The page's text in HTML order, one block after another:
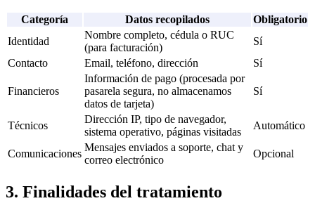
Categoría Datos recopilados
Obligatorio
Identidad
Nombre completo, cédula o RUC
(para facturación)
Sí
Contacto
Email, teléfono, dirección Sí
Financieros
Información de pago (procesada por
pasarela segura, no almacenamos
datos de tarjeta)
Sí
Técnicos
Dirección IP, tipo de navegador,
sistema operativo, páginas visitadas
Automático
Comunicaciones
Mensajes enviados a soporte, chat y
correo electrónico
Opcional
3. Finalidades del tratamiento